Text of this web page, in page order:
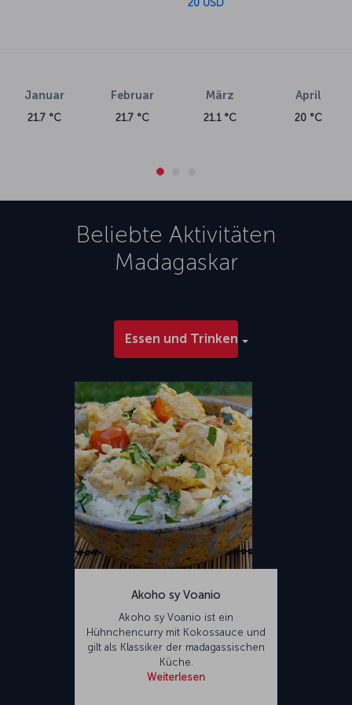
20 USD
Januar
21.7 °C
Februar
21.7 °C
März
21.1 °C
April
20 °C
Beliebte Aktivitäten
Madagaskar
Essen und Trinken
Akoho sy Voanio
Akoho sy Voanio ist ein
Hühnchencurry mit Kokossauce und
gilt als Klassiker der madagassischen
Küche.
Weiterlesen